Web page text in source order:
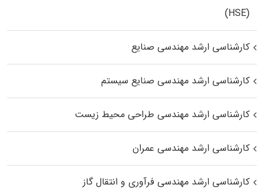
(HSE)
کارشناسی ارشد مهندسی صنایع
کارشناسی ارشد مهندسی صنایع سیستم
کارشناسی ارشد مهندسی طراحی محیط زیست
کارشناسی ارشد مهندسی عمران
کارشناسی ارشد مهندسی فرآوری و انتقال گاز